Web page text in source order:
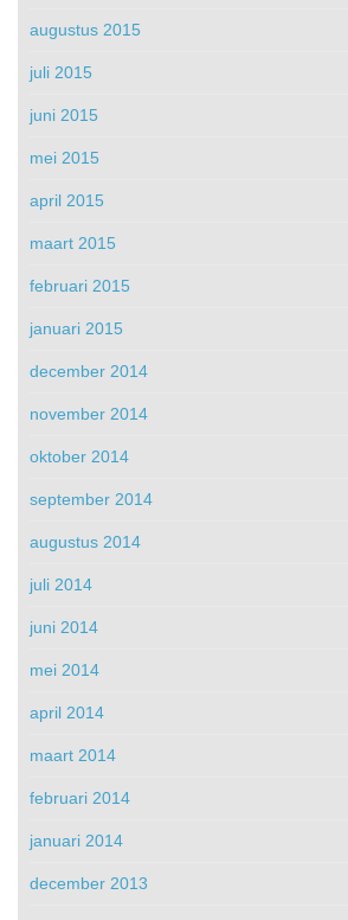
augustus 2015
juli 2015
juni 2015
mei 2015
april 2015
maart 2015
februari 2015
januari 2015
december 2014
november 2014
oktober 2014
september 2014
augustus 2014
juli 2014
juni 2014
mei 2014
april 2014
maart 2014
februari 2014
januari 2014
december 2013